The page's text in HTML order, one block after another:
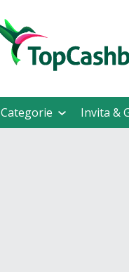
Categorie Invita &